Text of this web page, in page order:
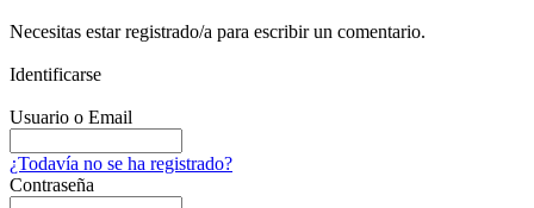
Necesitas estar registrado/a para escribir un comentario.
Identificarse
Usuario o Email
¿Todavía no se ha registrado?
Contraseña